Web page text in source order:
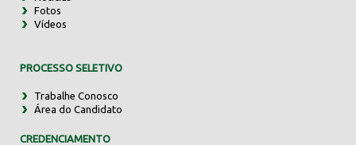
Fotos
Vídeos
PROCESSO SELETIVO
Trabalhe Conosco
Área do Candidato
CREDENCIAMENTO